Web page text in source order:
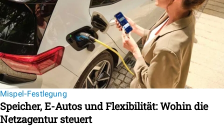
Mispel-Festlegung
Speicher, E-Autos und Flexibilität: Wohin die
Netzagentur steuert